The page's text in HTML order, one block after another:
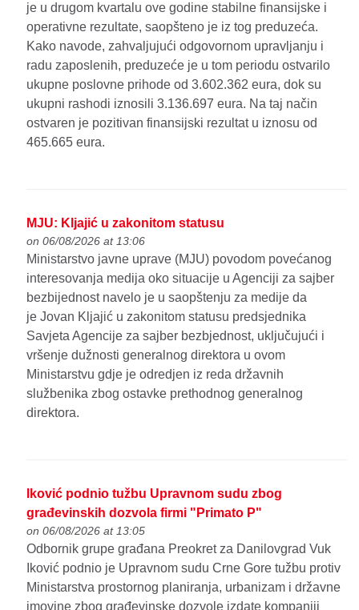
je u drugom kvartalu ove godine stabilne finansijske i
operativne rezultate, saopšteno je iz tog preduzeća.
Kako navode, zahvaljujući odgovornom upravljanju i
radu zaposlenih, preduzeće je u tom periodu ostvarilo
ukupne poslovne prihode od 3.602.362 eura, dok su
ukupni rashodi iznosili 3.136.697 eura. Na taj način
ostvaren je pozitivan finansijski rezultat u iznosu od
465.665 eura.
MJU: Kljajić u zakonitom statusu
on 06/08/2026 at 13:06
Ministarstvo javne uprave (MJU) povodom povećanog
interesovanja medija oko situacije u Agenciji za sajber
bezbijednost navelo je u saopštenju za medije da
je Jovan Kljajić u zakonitom statusu predsjednika
Savjeta Agencije za sajber bezbjednost, uključujući i
vršenje dužnosti generalnog direktora u ovom
Ministarstvu gdje je odredjen iz reda državnih
službenika zbog ostavke prethodnog generalnog
direktora.
Iković podnio tužbu Upravnom sudu zbog
građevinskih dozvola firmi "Primato P"
on 06/08/2026 at 13:05
Odbornik grupe građana Preokret za Danilovgrad Vuk
Iković podnio je Upravnom sudu Crne Gore tužbu protiv
Ministarstva prostornog planiranja, urbanizam i državne
imovine zbog građevinske dozvole izdate kompaniji